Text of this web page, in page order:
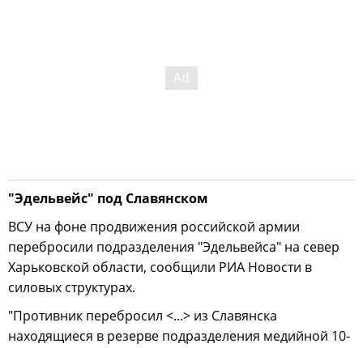
"Эдельвейс" под Славянском
ВСУ на фоне продвижения российской армии
перебросили подразделения "Эдельвейса" на север
Харьковской области, сообщили РИА Новости в
силовых структурах.
"Противник перебросил <...> из Славянска
находящиеся в резерве подразделения медийной 10-